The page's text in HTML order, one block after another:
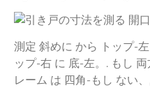
測定 斜めに から トップ-左
ップ-右 に 底-左。. もし 両
レーム は 四角- もし ない